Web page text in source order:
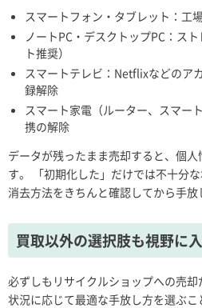
スマートフォン・タブレット：工
ノートPC・デスクトップPC：ス
ト推奨）
スマートテレビ：Netflixなどのア
録解除
スマート家電（ルーター、スマー
携の解除
データが残ったまま売却すると、個
す。 「初期化した」だけでは不十分
消去方法をきちんと確認してから手放
買取以外の選択肢も視野に
必ずしもリサイクルショップへの売却
状況に応じて最適な手放し方を選ぶ